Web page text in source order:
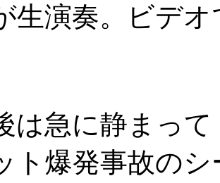
生演奏。ビデ
は急に静まっ
ト爆発事故の